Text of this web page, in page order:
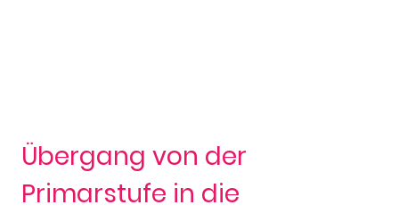
Übergang von der
Primarstufe in die